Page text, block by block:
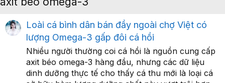
Loài cá bình dân bán đầy ngoài chợ Việt có
lượng Omega-3 gấp đôi cá hồi
Nhiều người thường coi cá hồi là nguồn cung cấp
axit béo omega-3 hàng đầu, nhưng các dữ liệu
dinh dưỡng thực tế cho thấy cá thu mới là loại cá